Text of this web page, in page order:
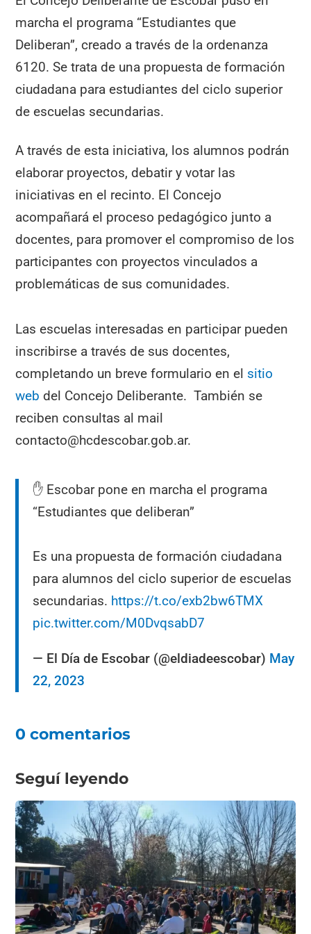
marcha el programa “Estudiantes que
Deliberan”, creado a través de la ordenanza
6120. Se trata de una propuesta de formación
ciudadana para estudiantes del ciclo superior
de escuelas secundarias.
A través de esta iniciativa, los alumnos podrán
elaborar proyectos, debatir y votar las
iniciativas en el recinto. El Concejo
acompañará el proceso pedagógico junto a
docentes, para promover el compromiso de los
participantes con proyectos vinculados a
problemáticas de sus comunidades.
Las escuelas interesadas en participar pueden
inscribirse a través de sus docentes,
completando un breve formulario en el sitio
web del Concejo Deliberante. También se
reciben consultas al mail
contacto@hcdescobar.gob.ar.
✋ Escobar pone en marcha el programa
“Estudiantes que deliberan”
Es una propuesta de formación ciudadana
para alumnos del ciclo superior de escuelas
secundarias. https://t.co/exb2bw6TMX
pic.twitter.com/M0DvqsabD7
— El Día de Escobar (@eldiadeescobar) May
22, 2023
0 comentarios
Seguí leyendo